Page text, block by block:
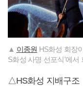
▲ 이종원 HS화성 회장
S화성 사명 선포식'에서
△HS화성 지배구조